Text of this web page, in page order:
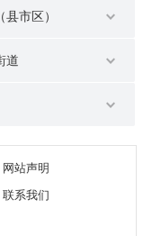
县市区）
道
网站声明
联系我们